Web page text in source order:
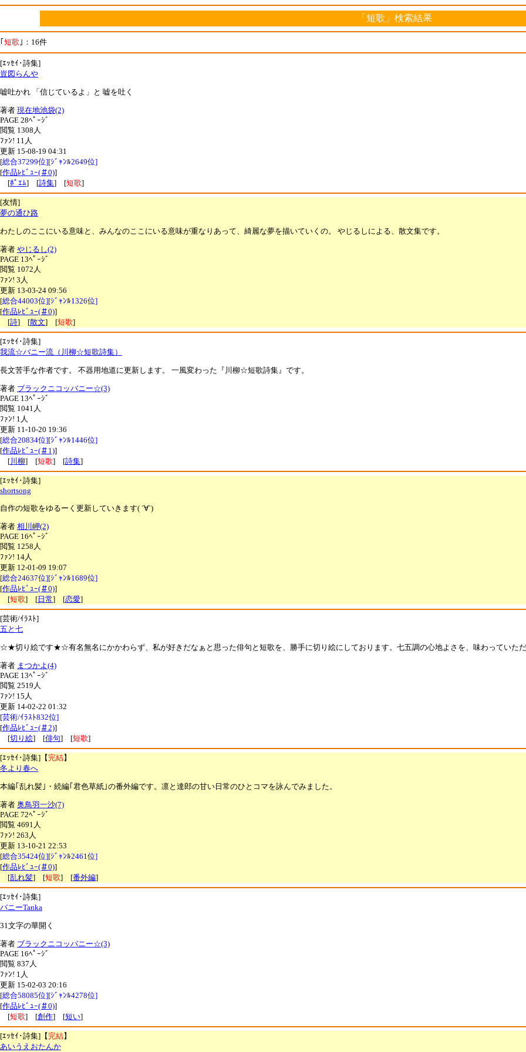
「短歌」検索結果
｢ 短歌 ｣：16件
[ｴｯｾｲ･詩集]
豈図らんや
嘘吐かれ 「信じているよ」と 嘘を吐く
著者 現在地池袋(2)
PAGE 28ﾍﾟｰｼﾞ
閲覧 1308人
ﾌｧﾝ! 11人
更新 15-08-19 04:31
[総合37299位][ｼﾞｬﾝﾙ2649位]
[作品ﾚﾋﾞｭｰ(＃0)]
[ﾎﾟｴﾑ] [詩集] [短歌]
[友情]
夢の通ひ路
わたしのここにいる意味と、みんなのここにいる意味が重なりあって、綺麗な夢を描いていくの。 やじるしによる、散文集です。
著者 やじるし(2)
PAGE 13ﾍﾟｰｼﾞ
閲覧 1072人
ﾌｧﾝ! 3人
更新 13-03-24 09:56
[総合44003位][ｼﾞｬﾝﾙ1326位]
[作品ﾚﾋﾞｭｰ(＃0)]
[詩] [散文] [短歌]
[ｴｯｾｲ･詩集]
我流☆バニー流（川柳☆短歌詩集）
長文苦手な作者です。 不器用地道に更新します。 一風変わった『川柳☆短歌詩集』です。
著者 ブラックニコッバニー☆(3)
PAGE 13ﾍﾟｰｼﾞ
閲覧 1041人
ﾌｧﾝ! 1人
更新 11-10-20 19:36
[総合20834位][ｼﾞｬﾝﾙ1446位]
[作品ﾚﾋﾞｭｰ(＃1)]
[川柳] [短歌] [詩集]
[ｴｯｾｲ･詩集]
shortsong
自作の短歌をゆるーく更新していきます( ´∀`)
著者 相川岬(2)
PAGE 16ﾍﾟｰｼﾞ
閲覧 1258人
ﾌｧﾝ! 14人
更新 12-01-09 19:07
[総合24637位][ｼﾞｬﾝﾙ1689位]
[作品ﾚﾋﾞｭｰ(＃0)]
[短歌] [ 日常] [恋愛]
[芸術/ｲﾗｽﾄ]
五と七
☆★切り絵です★☆有名無名にかかわらず、私が好きだなぁと思った俳句と短歌を、勝手に切り絵にしております。七五調の心地よさを、味わっていただ
著者 まつかよ(4)
PAGE 13ﾍﾟｰｼﾞ
閲覧 2519人
ﾌｧﾝ! 15人
更新 14-02-22 01:32
[芸術/ｲﾗｽﾄ832位]
[作品ﾚﾋﾞｭｰ(＃2)]
[切り絵] [俳句] [短歌]
[ｴｯｾｲ･詩集]【完結】
冬より春へ
本編｢乱れ髪｣・続編｢君色草紙｣の番外編です。凛と達郎の甘い日常のひとコマを詠んでみました。
著者 奥鳥羽一沙(7)
PAGE 72ﾍﾟｰｼﾞ
閲覧 4691人
ﾌｧﾝ! 263人
更新 13-10-21 22:53
[総合35424位][ｼﾞｬﾝﾙ2461位]
[作品ﾚﾋﾞｭｰ(＃0)]
[乱れ髪] [短歌] [番外編]
[ｴｯｾｲ･詩集]
バニーTanka
31文字の華開く
著者 ブラックニコッバニー☆(3)
PAGE 16ﾍﾟｰｼﾞ
閲覧 837人
ﾌｧﾝ! 1人
更新 15-02-03 20:16
[総合58085位][ｼﾞｬﾝﾙ4278位]
[作品ﾚﾋﾞｭｰ(＃0)]
[短歌] [創作] [短い]
[ｴｯｾｲ･詩集]【完結】
あいうえおたんか